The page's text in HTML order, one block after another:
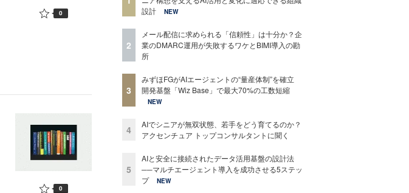
0
0
設計
NEW
2
メール配信に求められる「信頼性」は十分か？企
業のDMARC運用が失敗するワケとBIMI導入の勘
所
3
みずほFGがAIエージェントの“量産体制”を確立
開発基盤「Wiz Base」で最大70%の工数短縮
NEW
4
AIでシニアが無双状態、若手をどう育てるのか？
アクセンチュア トップコンサルタントに聞く
5
AIと安全に接続されたデータ活用基盤の設計法
──マルチエージェント導入を成功させる5ステッ
プ
NEW